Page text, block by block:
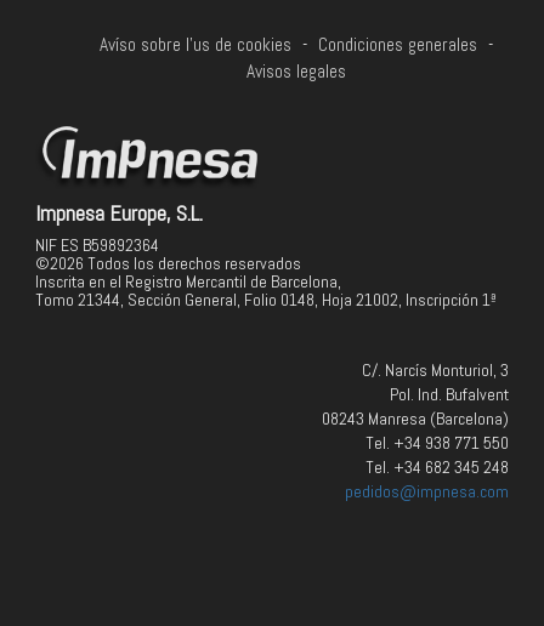
Avíso sobre l'us de cookies - Condiciones generales -
Avisos legales
Impnesa Europe, S.L.
NIF ES B59892364
©2026 Todos los derechos reservados
Inscrita en el Registro Mercantil de Barcelona,
Tomo 21344, Sección General, Folio 0148, Hoja 21002, Inscripción 1ª
C/. Narcís Monturiol, 3
Pol. Ind. Bufalvent
08243 Manresa (Barcelona)
Tel. +34 938 771 550
Tel. +34 682 345 248
pedidos@impnesa.com